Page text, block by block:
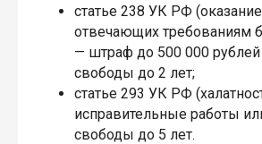
статье 238 УК РФ (оказание
отвечающих требованиям
— штраф до 500 000
свободы до 2 лет;
статье 293 УК РФ
исправительные работы
свободы до 5 лет.